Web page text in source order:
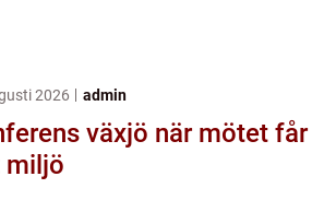
2026 admin
växjö när mötet får
miljö